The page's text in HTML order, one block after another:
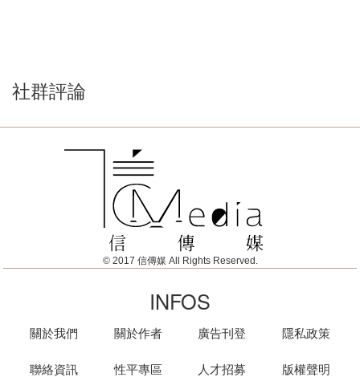
社群評論
© 2017 信傳媒 All Rights Reserved.
INFOS
關於我們
聯絡資訊
關於作者
性平專區
廣告刊登
人才招募
隱私政策
版權聲明